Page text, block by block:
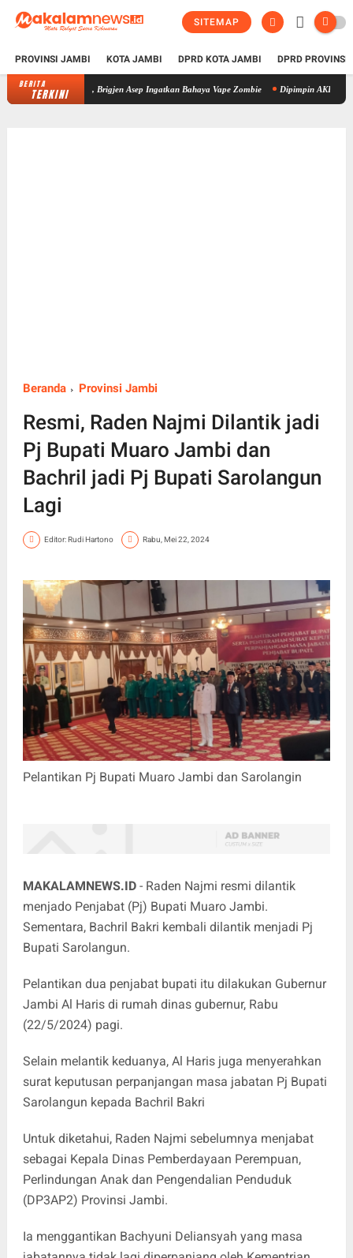
SITEMAP
PROVINSI JAMBI KOTA JAMBI DPRD KOTA JAMBI DPRD
BERITA
TERKINIBNN Provinsi Jambi Perkuat Sinergi P4GN di Sarolangun, Brigjen Asep
Beranda Provinsi Jambi
Resmi, Raden Najmi Dilantik jadi
Pj Bupati Muaro Jambi dan
Bachril jadi Pj Bupati Sarolangun
Lagi
Editor: Rudi Hartono Rabu, Mei 22, 2024
Pelantikan Pj Bupati Muaro Jambi dan Sarolangin
MAKALAMNEWS.ID- Raden Najmi resmi dilantik
menjado Penjabat (Pj) Bupati Muaro Jambi.
Sementara, Bachril Bakri kembali dilantik menjadi Pj
Bupati Sarolangun.
Pelantikan dua penjabat bupati itu dilakukan Gubernur
Jambi Al Haris di rumah dinas gubernur, Rabu
(22/5/2024) pagi.
Selain melantik keduanya, Al Haris juga menyerahkan
surat keputusan perpanjangan masa jabatan Pj Bupati
Sarolangun kepada Bachril Bakri
Untuk diketahui, Raden Najmi sebelumnya menjabat
sebagai Kepala Dinas Pemberdayaan Perempuan,
Perlindungan Anak dan Pengendalian Penduduk
(DP3AP2) Provinsi Jambi.
Ia menggantikan Bachyuni Deliansyah yang masa